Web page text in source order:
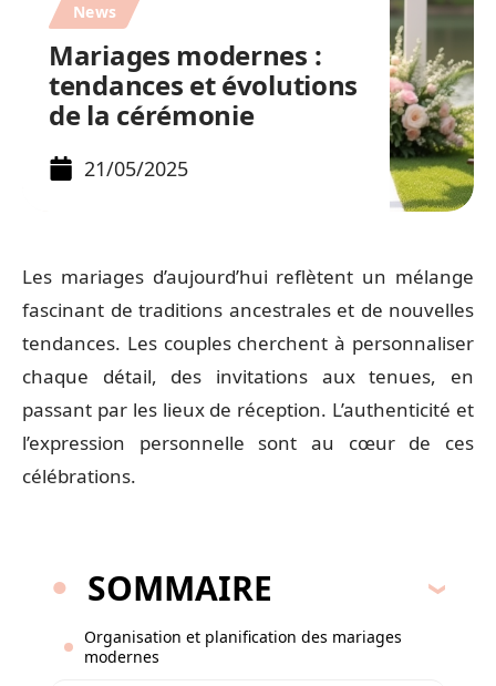
News
Mariages modernes :
tendances et évolutions
de la cérémonie
21/05/2025
Les mariages d’aujourd’hui reflètent un mélange
fascinant de traditions ancestrales et de nouvelles
tendances. Les couples cherchent à personnaliser
chaque détail, des invitations aux tenues, en
passant par les lieux de réception. L’authenticité et
l’expression personnelle sont au cœur de ces
célébrations.
SOMMAIRE
Organisation et planification des mariages
modernes